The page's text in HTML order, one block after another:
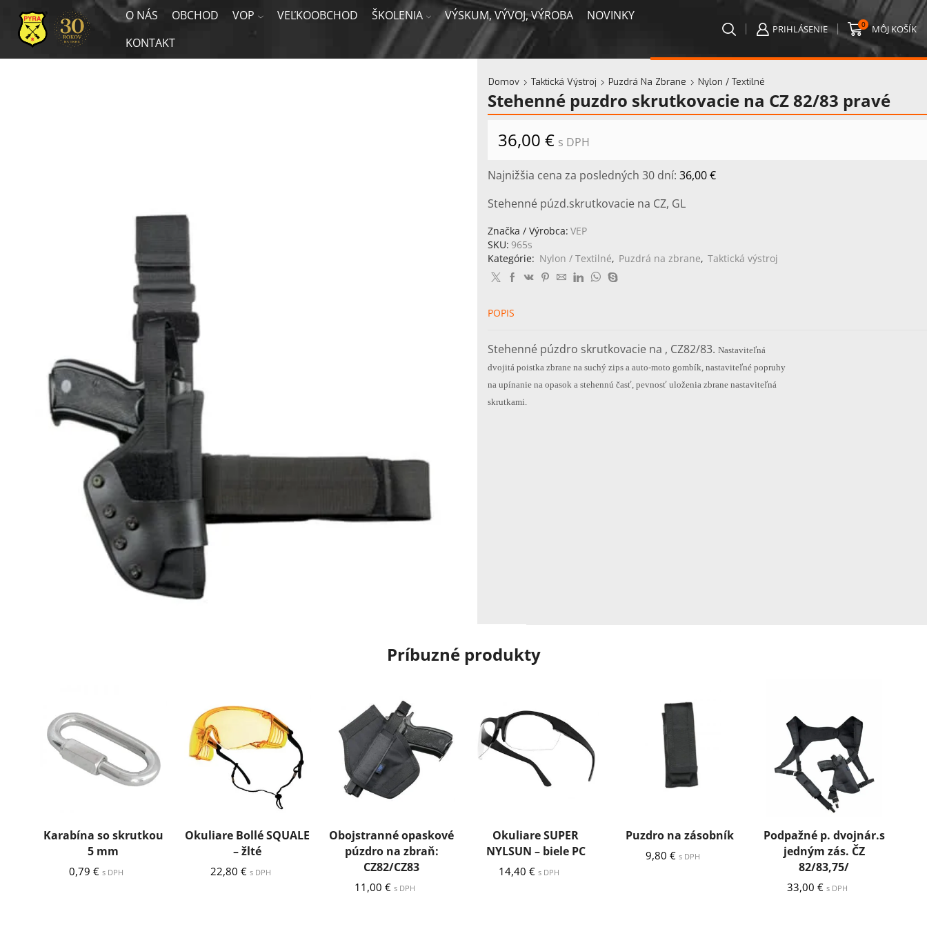
O NÁS OBCHOD VOP VEĽKOOBCHOD ŠKOLENIA VÝSKUM, VÝVOJ, VÝROBA
NOVINKY
KONTAKT
PRIHLÁSENIE 0 MÔJ KOŠÍK
Domov Taktická Výstroj Puzdrá Na Zbrane Nylon / Textilné
Stehenné puzdro skrutkovacie na CZ 82/83 pravé
36,00 € s DPH
Najnižšia cena za posledných 30 dní: 36,00€
Stehenné púzd.skrutkovacie na CZ, GL
Značka / Výrobca: VEP
SKU: 965s
Kategórie: Nylon / Textilné, Puzdrá na zbrane, Taktická výstroj
POPIS
Stehenné púzdro skrutkovacie na , CZ82/83. Nastaviteľná
dvojitá poistka zbrane na suchý zips a auto-moto gombík, nastaviteľné popruhy
na upínanie na opasok a stehennú časť, pevnosť uloženia zbrane nastaviteľná
skrutkami.
Príbuzné produkty
Karabína so skrutkou
5 mm
0,79 € s DPH
Okuliare Bollé SQUALE
– žlté
22,80 € s DPH
Obojstranné opaskové
púzdro na zbraň:
CZ82/CZ83
11,00 € s DPH
Okuliare SUPER
NYLSUN – biele PC
14,40 € s DPH
Puzdro na zásobník
9,80 € s DPH
Podpažné p. dvojnár.s
jedným zás. ČZ
82/83,75/
33,00 € s DPH